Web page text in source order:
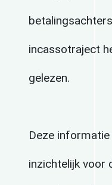
incassotraject
gelezen.
Deze
inzichtelijk voor